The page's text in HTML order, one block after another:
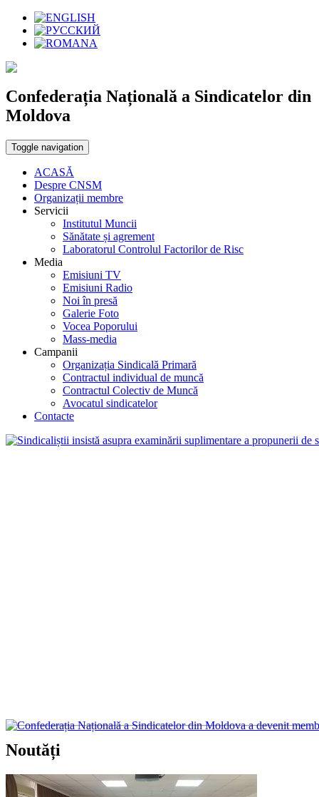
Confederația Națională a Sindicatelor din
Moldova
Toggle navigation
ACASĂ
Despre CNSM
Organizații membre
Servicii
Institutul Muncii
Sănătate și agrement
Laboratorul Controlul Factorilor de Risc
Media
Emisiuni TV
Emisiuni Radio
Noi în presă
Galerie Foto
Vocea Poporului
Mass-media
Campanii
Organizația Sindicală Primară
Contractul individual de muncă
Contractul Colectiv de Muncă
Avocatul sindicatelor
Contacte
Confederația Națională a Sindicatelor din
Confederația Națională a Sindicatelor din Moldova (CNSM) a devenit
Noutăți